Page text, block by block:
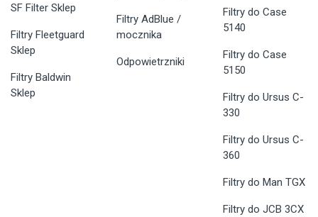
SF Filter Sklep
Filtry Fleetguard
Sklep
Filtry Baldwin
Sklep
Filtry AdBlue /
mocznika
Odpowietrzniki
Filtry do Case
5140
Filtry do Case
5150
Filtry do Ursus C-
330
Filtry do Ursus C-
360
Filtry do Man TGX
Filtry do JCB 3CX